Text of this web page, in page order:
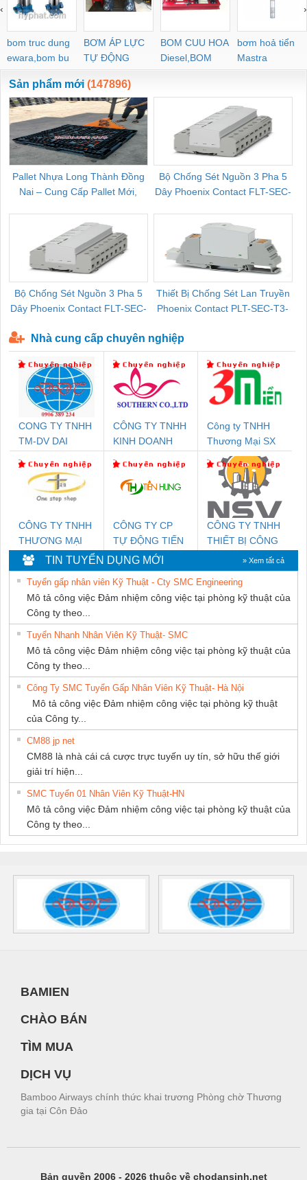
bom truc dung
ewara,bom bu
ewara
BƠM ÁP LỰC
TỰ ĐỘNG
BOM CUU HOA
Diesel,BOM
CHUA CHAY
bơm hoả tiển
Mastra
‹ ›
Sản phẩm mới (147896)
Pallet Nhựa Long Thành Đồng
Nai – Cung Cấp Pallet Mới,
Bộ Chống Sét Nguồn 3 Pha 5
Dây Phoenix Contact FLT-SEC-
Bộ Chống Sét Nguồn 3 Pha 5
Dây Phoenix Contact FLT-SEC-
Thiết Bị Chống Sét Lan Truyền
Phoenix Contact PLT-SEC-T3-
Nhà cung cấp chuyên nghiệp
CONG TY TNHH
TM-DV DAI
CÔNG TY TNHH
KINH DOANH
PHƯƠNG NAM
Công ty TNHH
Thương Mại SX
Ba Miền
CÔNG TY TNHH
THƯƠNG MẠI
THIÊN ÂN VIỆT
NAM
CÔNG TY CP
TỰ ĐỘNG TIẾN
HƯNG
CÔNG TY TNHH
THIẾT BỊ CÔNG
NGHIỆP NIHON
SETSUBI VIỆT
NAM
TIN TUYỂN DỤNG MỚI » Xem tất cả
Tuyển gấp nhân viên Kỹ Thuật - Cty SMC Engineering
Mô tả công việc Đảm nhiệm công việc tại phòng kỹ thuật của
Công ty theo...
Tuyển Nhanh Nhân Viên Kỹ Thuật- SMC
Mô tả công việc Đảm nhiệm công việc tại phòng kỹ thuật của
Công ty theo...
Công Ty SMC Tuyển Gấp Nhân Viên Kỹ Thuật- Hà Nội
Mô tả công việc Đảm nhiệm công việc tại phòng kỹ thuật
của Công ty...
CM88 jp net
CM88 là nhà cái cá cược trực tuyến uy tín, sở hữu thế giới
giải trí hiện...
SMC Tuyển 01 Nhân Viên Kỹ Thuật-HN
Mô tả công việc Đảm nhiệm công việc tại phòng kỹ thuật của
Công ty theo...
BAMIEN
CHÀO BÁN
TÌM MUA
DỊCH VỤ
Bamboo Airways chính thức khai trương Phòng chờ Thương
gia tại Côn Đảo
Bản quyền 2006 - 2026 thuộc về chodansinh.net